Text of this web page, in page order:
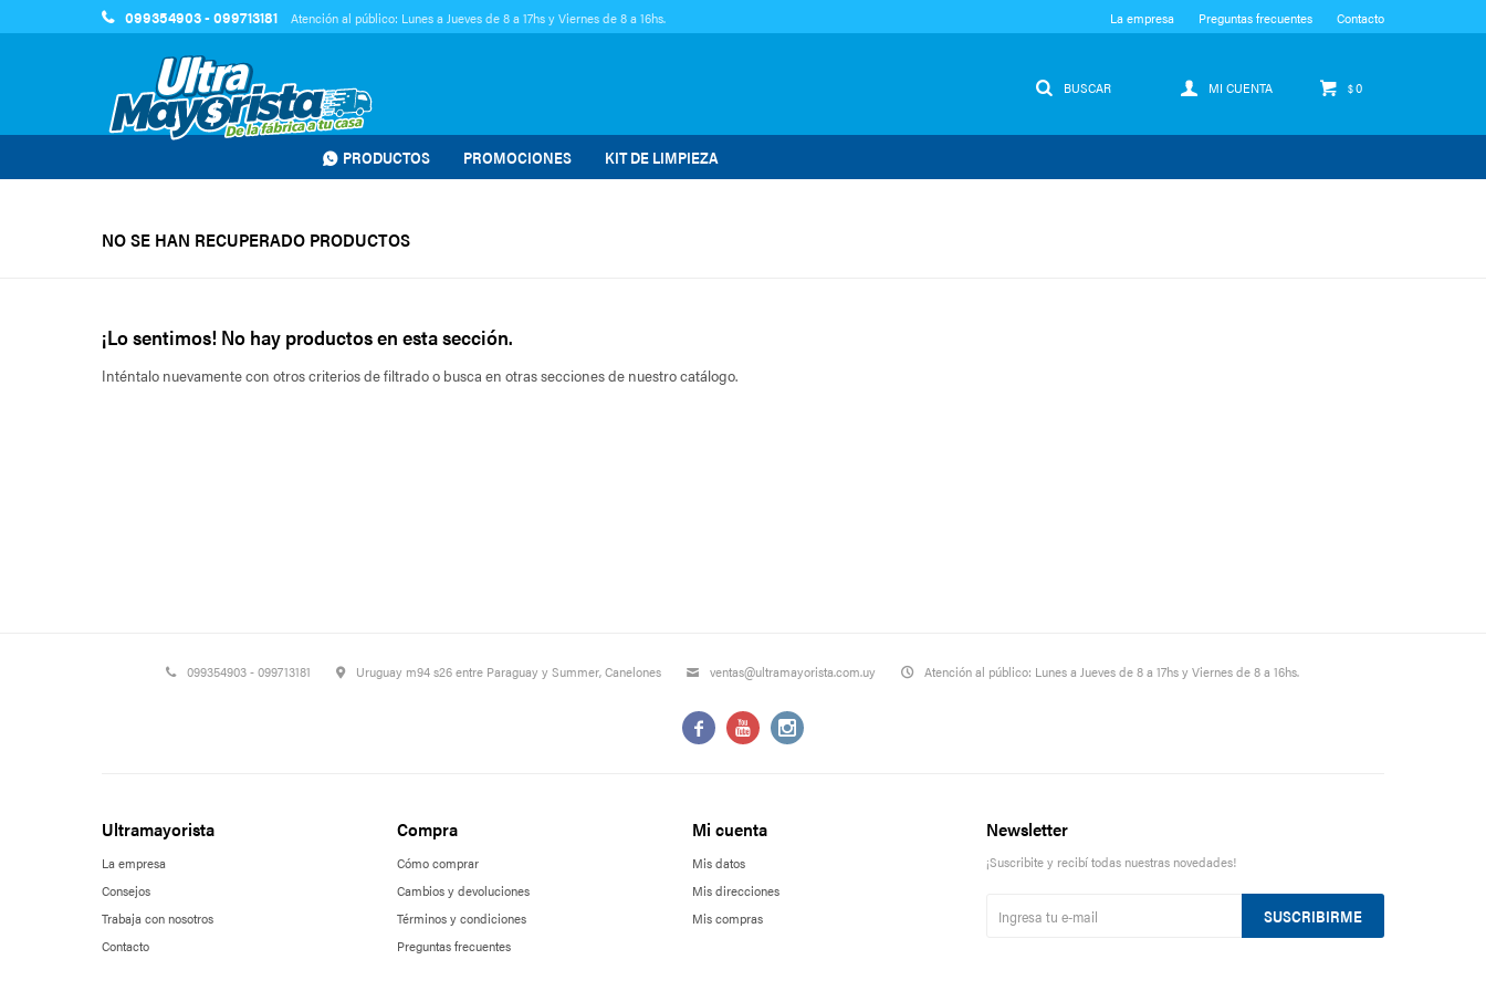
PRODUCTOS PROMOCIONES KIT DE LIMPIEZA
$0
099354903 - 099713181 Atención al público: Lunes a Jueves de 8 a 17hs y Viernes de 8 a 16hs. La empresa Preguntas frecuentes Contacto
NO SE HAN RECUPERADO PRODUCTOS
¡Lo sentimos! No hay productos en esta sección.
Inténtalo nuevamente con otros criterios de filtrado o busca en otras secciones de nuestro catálogo.
099354903 - 099713181 Uruguay m94 s26 entre Paraguay y Summer, Canelones ventas@ultramayorista.com.uy Atención al público: Lunes a Jueves de 8 a 17hs y Viernes de 8 a 16hs.
  
Ultramayorista
La empresa
Consejos
Trabaja con nosotros
Contacto
Compra
Cómo comprar
Cambios y devoluciones
Términos y condiciones
Preguntas frecuentes
Mi cuenta
Mis datos
Mis direcciones
Mis compras
Newsletter
¡Suscribite y recibí todas nuestras novedades!
SUSCRIBIRME